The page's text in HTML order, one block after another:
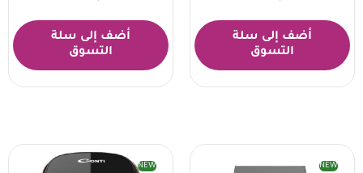
أضف إلى سلة
التسوق
أضف إلى سلة
التسوق
NEW
NEW